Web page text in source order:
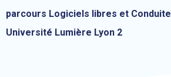
parcours Logiciels libres et
Université Lumière Lyon 2